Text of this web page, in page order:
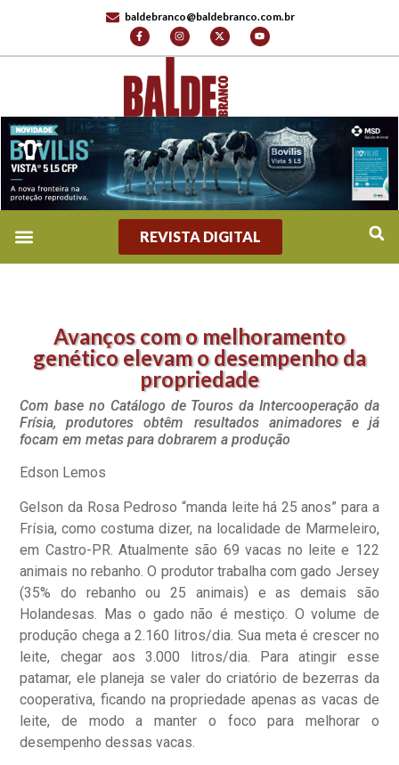
baldebranco@baldebranco.com.br
REVISTA DIGITAL
Avanços com o melhoramento
genético elevam o desempenho da
propriedade
Com base no Catálogo de Touros da Intercooperação da
Frísia, produtores obtêm resultados animadores e já
focam em metas para dobrarem a produção
Edson Lemos
Gelson da Rosa Pedroso “manda leite há 25 anos” para a
Frísia, como costuma dizer, na localidade de Marmeleiro,
em Castro-PR. Atualmente são 69 vacas no leite e 122
animais no rebanho. O produtor trabalha com gado Jersey
(35% do rebanho ou 25 animais) e as demais são
Holandesas. Mas o gado não é mestiço. O volume de
produção chega a 2.160 litros/dia. Sua meta é crescer no
leite, chegar aos 3.000 litros/dia. Para atingir esse
patamar, ele planeja se valer do criatório de bezerras da
cooperativa, ficando na propriedade apenas as vacas de
leite, de modo a manter o foco para melhorar o
desempenho dessas vacas.